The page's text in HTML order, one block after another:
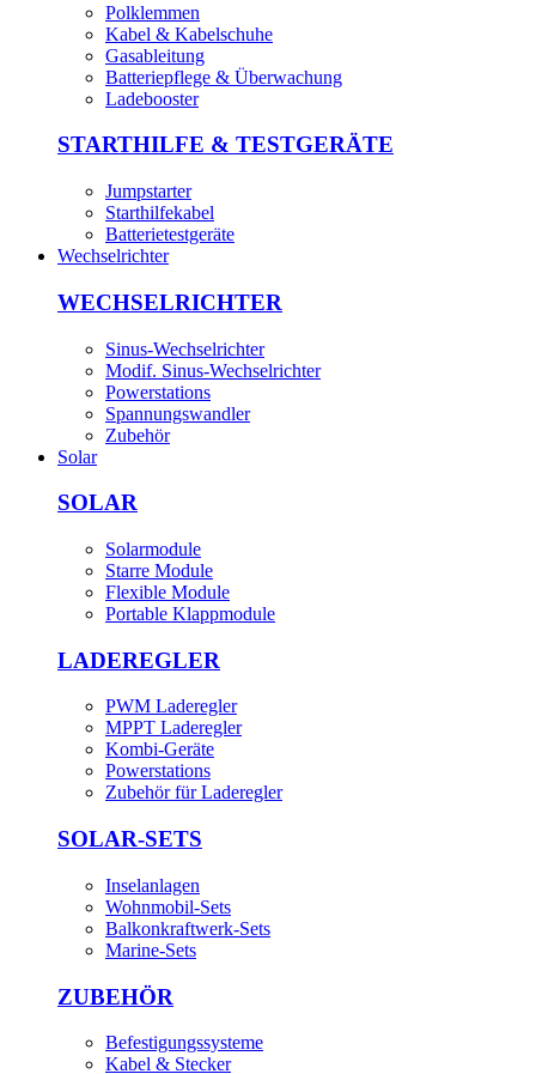
Polklemmen
Kabel & Kabelschuhe
Gasableitung
Batteriepflege & Überwachung
Ladebooster
STARTHILFE & TESTGERÄTE
Jumpstarter
Starthilfekabel
Batterietestgeräte
Wechselrichter
WECHSELRICHTER
Sinus-Wechselrichter
Modif. Sinus-Wechselrichter
Powerstations
Spannungswandler
Zubehör
Solar
SOLAR
Solarmodule
Starre Module
Flexible Module
Portable Klappmodule
LADEREGLER
PWM Laderegler
MPPT Laderegler
Kombi-Geräte
Powerstations
Zubehör für Laderegler
SOLAR-SETS
Inselanlagen
Wohnmobil-Sets
Balkonkraftwerk-Sets
Marine-Sets
ZUBEHÖR
Befestigungssysteme
Kabel & Stecker